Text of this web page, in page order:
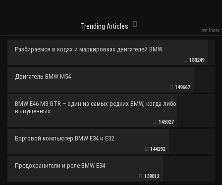
Trending Articles
Heat Index
Разбираемся в кодах и маркировках двигателей BMW
180249
Двигатель BMW M54
149667
BMW E46 M3 GTR – один из самых редких BMW, когда-либо
выпущенных
145027
Бортовой компьютер BMW E34 и E32
144292
Предохранители и реле BMW E34
139812